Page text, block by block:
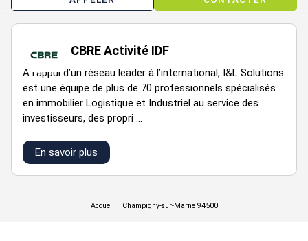
1674,56
Activités 120 Immédiate
1674,56
m² HD
n.c.
CBRE Activité IDF
A l’appui d’un réseau leader à l’international, I&L Solutions
est une équipe de plus de 70 professionnels spécialisés
en immobilier Logistique et Industriel au service des
investisseurs, des propri ...
En savoir plus